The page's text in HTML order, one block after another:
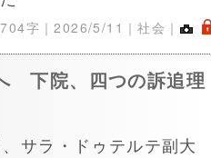
704字｜2026/5/11 ｜社会｜ .
下院、四つの訴追理
サラ・ドゥテルテ副大